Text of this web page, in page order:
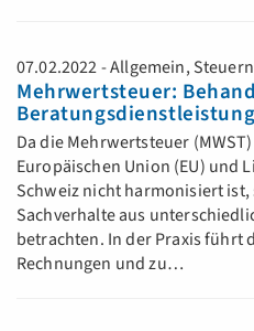
07.02.2022 - Allgemein, Steuern
Mehrwertsteuer:
Da die Mehrwertsteuer
Europäischen Union (EU) und
Schweiz nicht harmonisiert
Sachverhalte aus
betrachten. In der Praxis führt
Rechnungen und zu…